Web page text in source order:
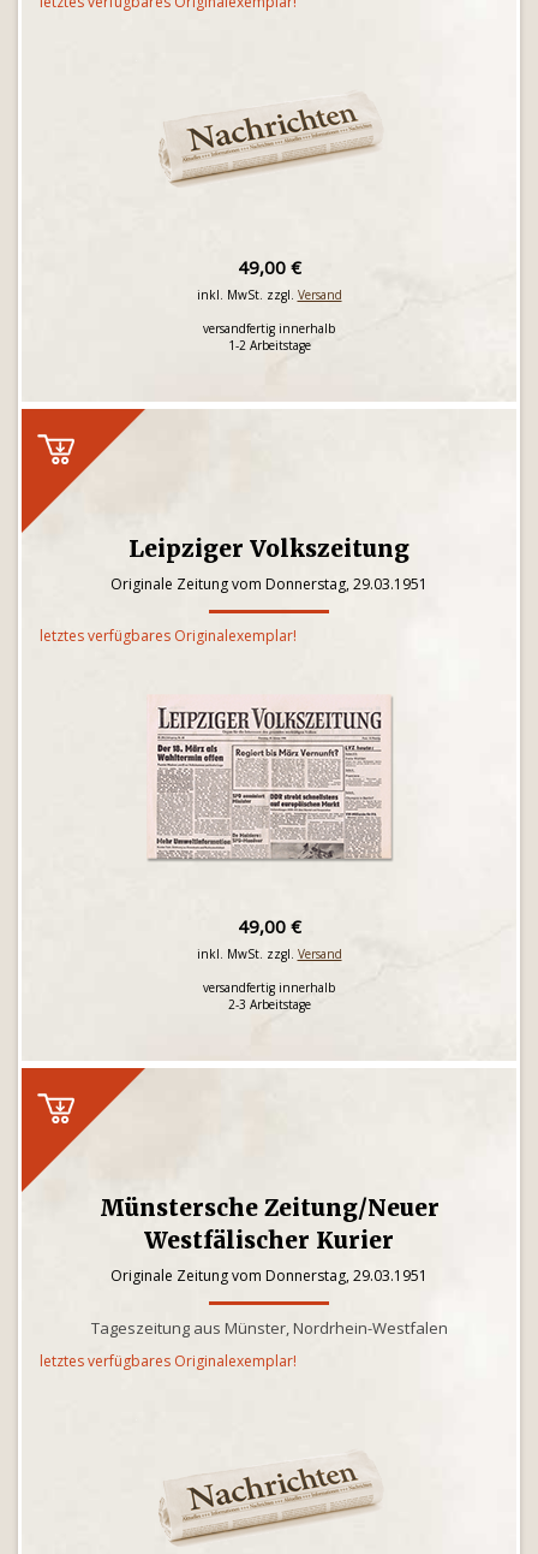
49,00 €
inkl. MwSt. zzgl. Versand
versandfertig innerhalb
1-2 Arbeitstage
Leipziger Volkszeitung
Originale Zeitung vom Donnerstag, 29.03.1951
letztes verfügbares Originalexemplar!
49,00 €
inkl. MwSt. zzgl. Versand
versandfertig innerhalb
2-3 Arbeitstage
Münstersche Zeitung/Neuer
Westfälischer Kurier
Originale Zeitung vom Donnerstag, 29.03.1951
Tageszeitung aus Münster, Nordrhein-Westfalen
letztes verfügbares Originalexemplar!